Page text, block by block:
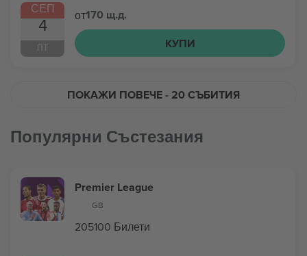
СЕП
4
ПТ
от170 щ.д.
КУПИ
ПОКАЖИ ПОВЕЧЕ- 20 СЪБИТИЯ
Популярни Състезания
Premier League
GB
205100 Билети